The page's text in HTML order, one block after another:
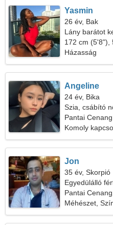
Yasmin
26 év, Bak
Lány barátot
172 cm (5'8"),
Házasság
Angeline
24 év, Bika
Szia, csábító
Pantai Cenang
Komoly
Jon
35 év, Skorpió
Egyedülálló
Pantai
Méhészet,